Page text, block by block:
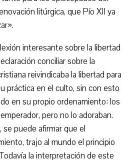
litúrgica, que Pío XII ya
interesante sobre la libertad
conciliar sobre la
reivindicaba la libertad para
práctica en el culto, sin con esto
en su propio ordenamiento: los
pero no lo adoraban.
puede afirmar que el
trajo al mundo el principio
la interpretación de este